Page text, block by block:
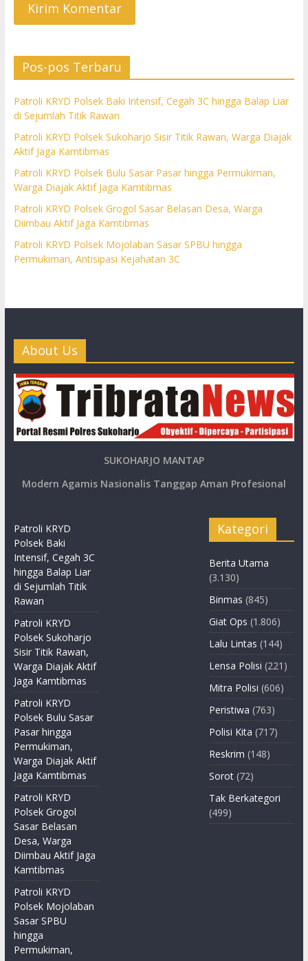
Pos-pos Terbaru
Patroli KRYD Polsek Baki Intensif, Cegah 3C hingga Balap Liar
di Sejumlah Titik Rawan
Patroli KRYD Polsek Sukoharjo Sisir Titik Rawan, Warga Diajak
Aktif Jaga Kamtibmas
Patroli KRYD Polsek Bulu Sasar Pasar hingga Permukiman,
Warga Diajak Aktif Jaga Kamtibmas
Patroli KRYD Polsek Grogol Sasar Belasan Desa, Warga
Diimbau Aktif Jaga Kamtibmas
Patroli KRYD Polsek Mojolaban Sasar SPBU hingga
Permukiman, Antisipasi Kejahatan 3C
About Us
SUKOHARJO MANTAP
Modern Agamis Nasionalis Tanggap Aman Profesional
Patroli KRYD
Polsek Baki
Intensif, Cegah 3C
hingga Balap Liar
di Sejumlah Titik
Rawan
Patroli KRYD
Polsek Sukoharjo
Sisir Titik Rawan,
Warga Diajak Aktif
Jaga Kamtibmas
Patroli KRYD
Polsek Bulu Sasar
Pasar hingga
Permukiman,
Warga Diajak Aktif
Jaga Kamtibmas
Patroli KRYD
Polsek Grogol
Sasar Belasan
Desa, Warga
Diimbau Aktif Jaga
Kamtibmas
Patroli KRYD
Polsek Mojolaban
Sasar SPBU
hingga
Permukiman,
Kategori
Berita Utama
(3.130)
Binmas (845)
Giat Ops (1.806)
Lalu Lintas (144)
Lensa Polisi (221)
Mitra Polisi (606)
Peristiwa (763)
Polisi Kita (717)
Reskrim (148)
Sorot (72)
Tak Berkategori
(499)